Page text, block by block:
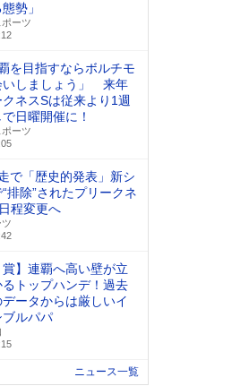
勢」
ーツ
を目指すならボルチモ
いしましょう」 来年
ネスSは従来より1週
日曜開催に！
ーツ
で「歴史的発表」新シ
排除”されたプリークネ
程変更へ
賞】連覇へ高い壁が立
るトップハンデ！過去
データからは厳しいイ
ブルパパ
ニュース一覧